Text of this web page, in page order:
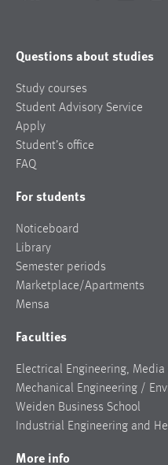
Questions about studies
Study courses
Student Advisory Service
Apply
Student’s office
FAQ
For students
Noticeboard
Library
Semester periods
Marketplace/Apartments
Mensa
Faculties
Electrical Engineering,
Mechanical Engineering /
Weiden Business School
Industrial Engineering and
More info